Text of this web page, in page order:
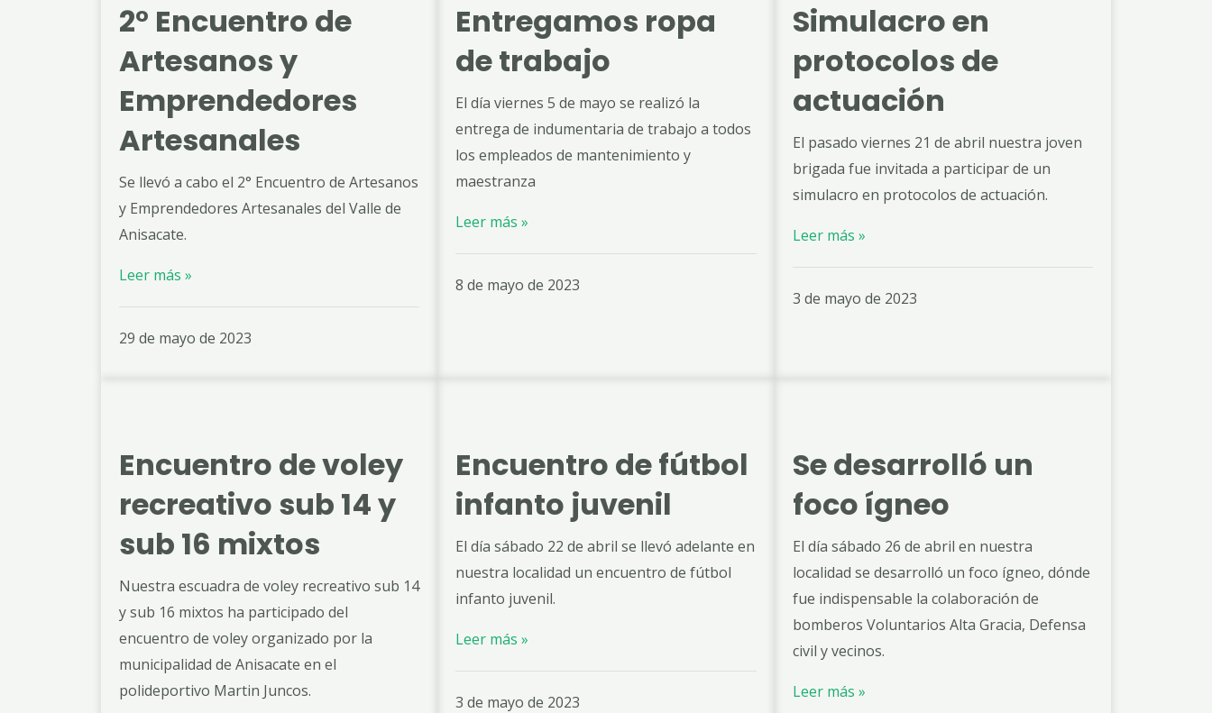
2° Encuentro de
Artesanos y
Emprendedores
Artesanales
Se llevó a cabo el 2° Encuentro de Artesanos
y Emprendedores Artesanales del Valle de
Anisacate.
Leer más »
29 de mayo de 2023
Entregamos ropa
de trabajo
El día viernes 5 de mayo se realizó la
entrega de indumentaria de trabajo a todos
los empleados de mantenimiento y
maestranza
Leer más »
8 de mayo de 2023
Simulacro en
protocolos de
actuación
El pasado viernes 21 de abril nuestra joven
brigada fue invitada a participar de un
simulacro en protocolos de actuación.
Leer más »
3 de mayo de 2023
Encuentro de voley
recreativo sub 14 y
sub 16 mixtos
Nuestra escuadra de voley recreativo sub 14
y sub 16 mixtos ha participado del
encuentro de voley organizado por la
municipalidad de Anisacate en el
polideportivo Martin Juncos.
Encuentro de fútbol
infanto juvenil
El día sábado 22 de abril se llevó adelante en
nuestra localidad un encuentro de fútbol
infanto juvenil.
Leer más »
3 de mayo de 2023
Se desarrolló un
foco ígneo
El día sábado 26 de abril en nuestra
localidad se desarrolló un foco ígneo, dónde
fue indispensable la colaboración de
bomberos Voluntarios Alta Gracia, Defensa
civil y vecinos.
Leer más »